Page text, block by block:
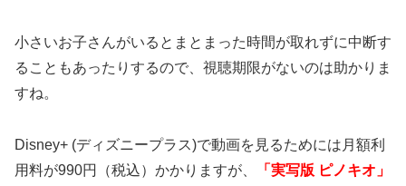
小さいお子さんがいるとまとまった時間が取れずに中断す
ることもあったりするので、視聴期限がないのは助かりま
すね。
Disney+ (ディズニープラス)で動画を見るためには月額利
用料が990円（税込）かかりますが、
「実写版 ピノキオ」